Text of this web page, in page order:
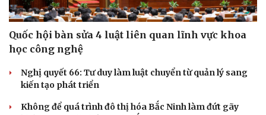
Quốc hội bàn sửa 4 luật liên quan lĩnh vực khoa
học công nghệ
Nghị quyết 66: Tư duy làm luật chuyển từ quản lý sang
kiến tạo phát triển
Không để quá trình đô thị hóa Bắc Ninh làm đứt gãy